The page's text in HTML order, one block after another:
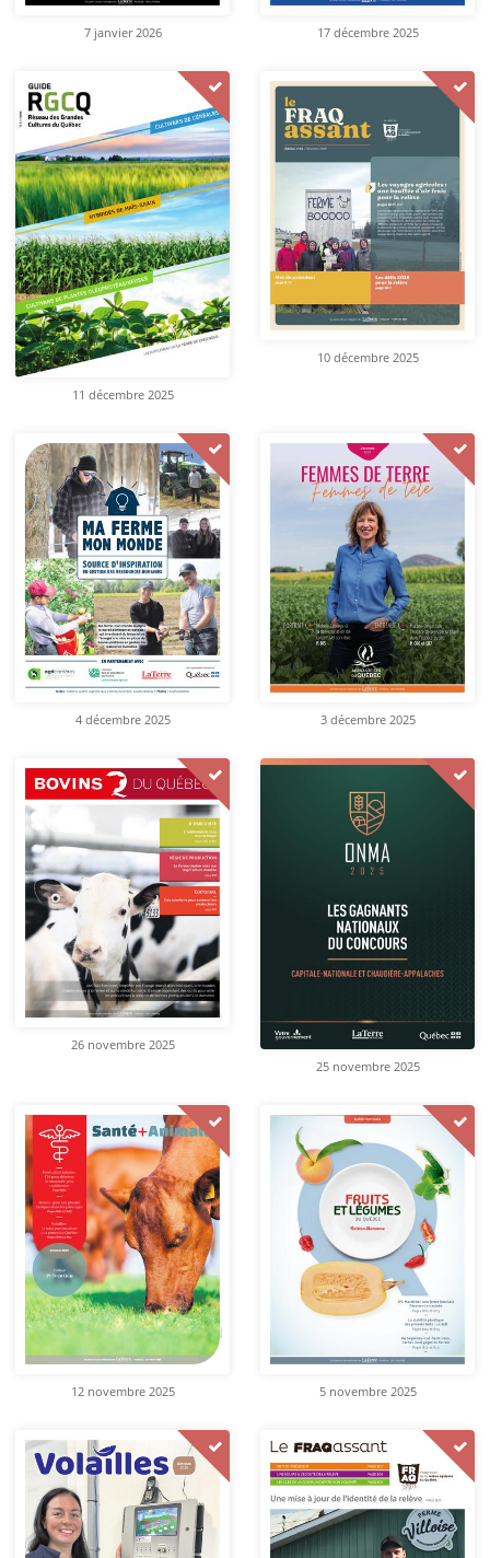
7 janvier 2026 17 décembre 2025
11 décembre 2025
10 décembre 2025
4 décembre 2025 3 décembre 2025
26 novembre 2025
25 novembre 2025
12 novembre 2025 5 novembre 2025